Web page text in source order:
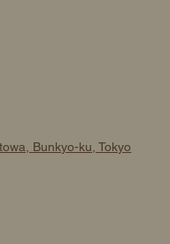
Bunkyo-ku, Tokyo